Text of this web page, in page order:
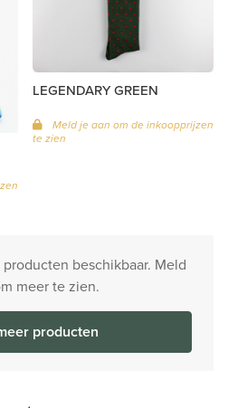
LEGENDARY GREEN
Meld je aan om de inkoopprijzen
te zien
beschikbaar. Meld
meer te zien.
producten